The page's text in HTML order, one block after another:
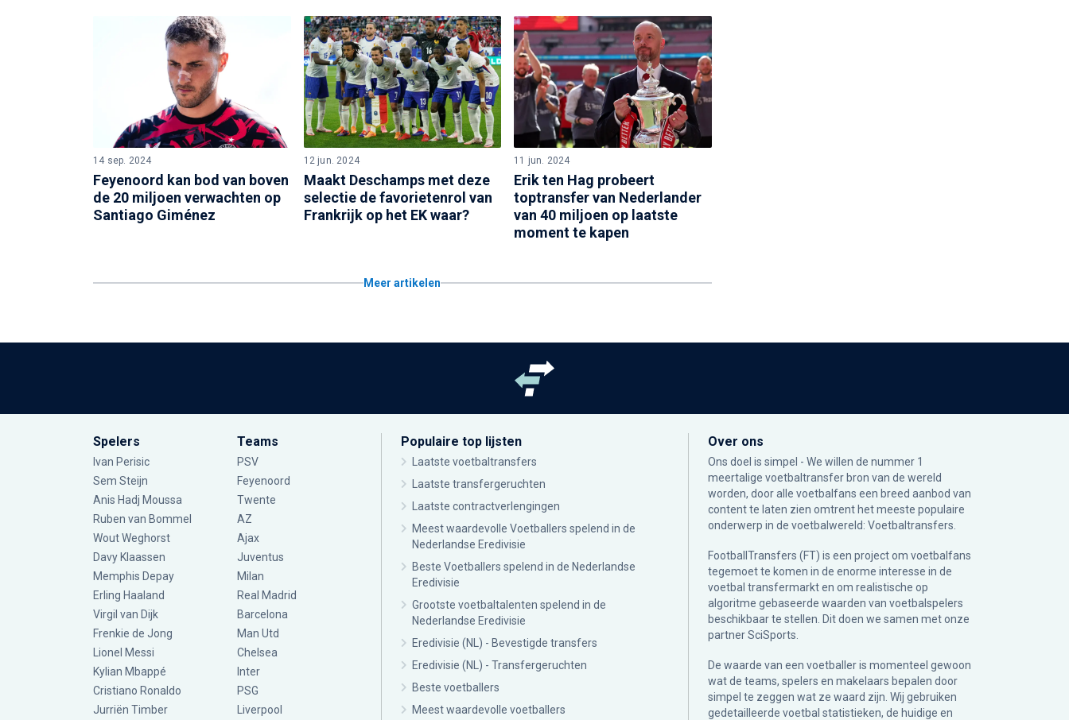
14 sep. 2024
Feyenoord kan bod van boven
de 20 miljoen verwachten op
Santiago Giménez
12 jun. 2024
Maakt Deschamps met deze
selectie de favorietenrol van
Frankrijk op het EK waar?
11 jun. 2024
Erik ten Hag probeert
toptransfer van Nederlander
van 40 miljoen op laatste
moment te kapen
Meer artikelen
Spelers
Ivan Perisic
Sem Steijn
Anis Hadj Moussa
Ruben van Bommel
Wout Weghorst
Davy Klaassen
Memphis Depay
Erling Haaland
Virgil van Dijk
Frenkie de Jong
Lionel Messi
Kylian Mbappé
Cristiano Ronaldo
Jurriën Timber
Teams
PSV
Feyenoord
Twente
AZ
Ajax
Juventus
Milan
Real Madrid
Barcelona
Man Utd
Chelsea
Inter
PSG
Liverpool
Populaire top lijsten
Laatste voetbaltransfers
Laatste transfergeruchten
Laatste contractverlengingen
Meest waardevolle Voetballers spelend in de
Nederlandse Eredivisie
Beste Voetballers spelend in de Nederlandse
Eredivisie
Grootste voetbaltalenten spelend in de
Nederlandse Eredivisie
Eredivisie (NL) - Bevestigde transfers
Eredivisie (NL) - Transfergeruchten
Beste voetballers
Meest waardevolle voetballers
Over ons
Ons doel is simpel - We willen de nummer 1
meertalige voetbaltransfer bron van de wereld
worden, door alle voetbalfans een breed aanbod van
content te laten zien omtrent het meeste populaire
onderwerp in de voetbalwereld: Voetbaltransfers.
FootballTransfers (FT) is een project om voetbalfans
tegemoet te komen in de enorme interesse in de
voetbal transfermarkt en om realistische op
algoritme gebaseerde waarden van voetbalspelers
beschikbaar te stellen. Dit doen we samen met onze
partnerSciSports
De waarde van een voetballer is momenteel gewoon
wat de teams, spelers en makelaars bepalen door
simpel te zeggen wat ze waard zijn. Wij gebruiken
gedetailleerde voetbal statistieken, de huidige en